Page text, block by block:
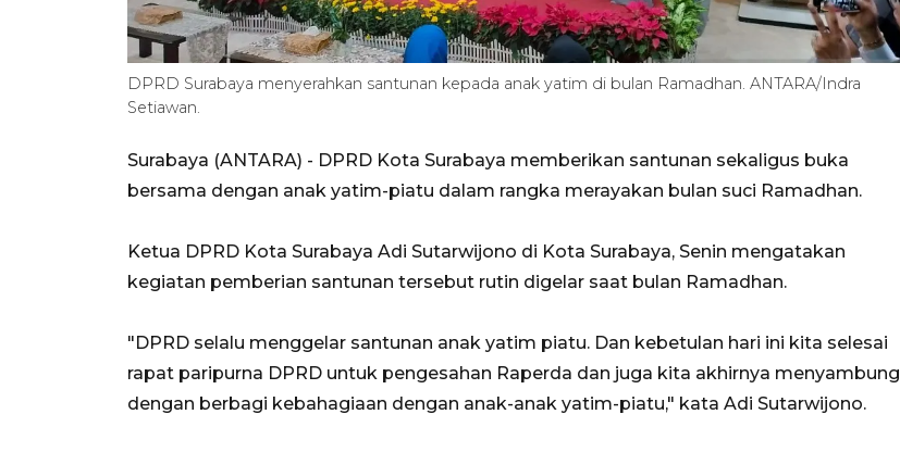
DPRD Surabaya menyerahkan santunan kepada anak yatim di bulan Ramadhan. ANTARA/Indra
Setiawan.
Surabaya (ANTARA) - DPRD Kota Surabaya memberikan santunan sekaligus buka
bersama dengan anak yatim-piatu dalam rangka merayakan bulan suci Ramadhan.
Ketua DPRD Kota Surabaya Adi Sutarwijono di Kota Surabaya, Senin mengatakan
kegiatan pemberian santunan tersebut rutin digelar saat bulan Ramadhan.
"DPRD selalu menggelar santunan anak yatim piatu. Dan kebetulan hari ini kita selesai
rapat paripurna DPRD untuk pengesahan Raperda dan juga kita akhirnya menyambung
dengan berbagi kebahagiaan dengan anak-anak yatim-piatu," kata Adi Sutarwijono.